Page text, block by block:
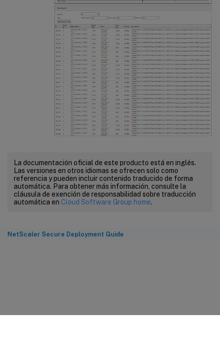
La documentación oficial de este producto está en inglés.
Las versiones en otros idiomas se ofrecen solo como
referencia y pueden incluir contenido traducido de forma
automática. Para obtener más información, consulte la
cláusula de exención de responsabilidad sobre traducción
automática en Cloud Software Group home.
NetScaler Secure Deployment Guide